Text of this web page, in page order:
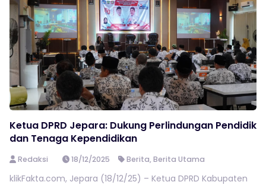
Ketua DPRD Jepara: Dukung Perlindungan Pendidik
dan Tenaga Kependidikan
Redaksi 18/12/2025 Berita,Berita Utama
klikFakta.com, Jepara (18/12/25) – Ketua DPRD Kabupaten